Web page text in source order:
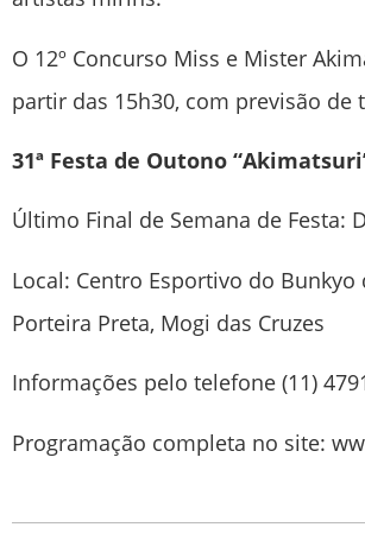
O 12º Concurso Miss e Mister
partir das 15h30, com previsão de
31ª Festa de Outono
Último Final de Semana de Festa:
Local: Centro Esportivo do Bunkyo
Porteira Preta, Mogi das Cruzes
Informações pelo telefone (11)
Programação completa no site: